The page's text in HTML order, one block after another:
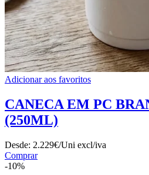
Adicionar aos favoritos
CANECA EM PC
(250ML)
Desde: 2.229€/Uni excl/iva
Comprar
-10%